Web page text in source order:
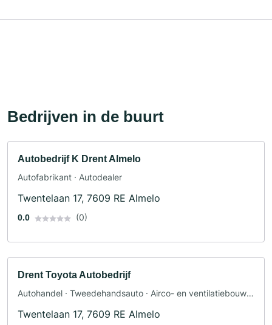
Bedrijven in de buurt
Autobedrijf K Drent Almelo
Autofabrikant · Autodealer
Twentelaan 17, 7609 RE Almelo
0.0 (0)
Drent Toyota Autobedrijf
Autohandel · Tweedehandsauto · Airco- en ventilatiebouw ·
Bandenhandelaar · Bandenservice · Autofabrikant
Twentelaan 17, 7609 RE Almelo